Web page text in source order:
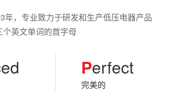
年，专业致力于研发和生产低压电器产品
英文单词的首字母
Perfect
完美的